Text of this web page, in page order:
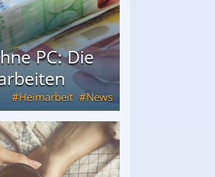
PC: Die
Heimarbeit News